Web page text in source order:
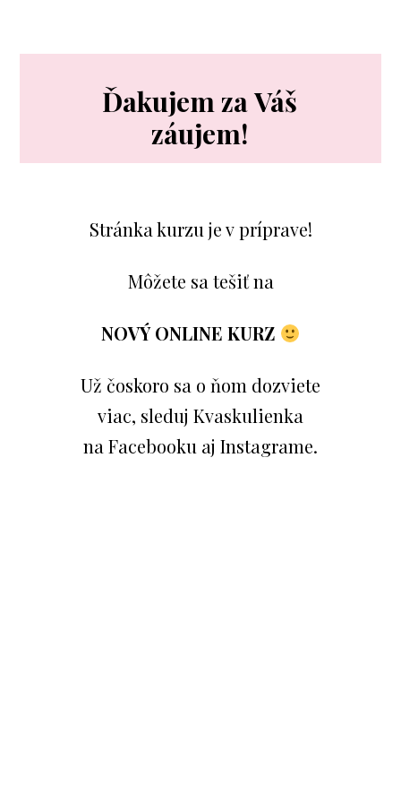
Ďakujem za Váš
záujem!
Stránka kurzu je v príprave!
Môžete sa tešiť na
NOVÝ ONLINE KURZ
Už čoskoro sa o ňom dozviete
viac, sleduj Kvaskulienka
na Facebooku aj Instagrame.